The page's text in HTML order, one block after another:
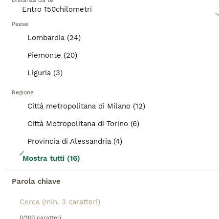
Paese
Lombardia (24)
Piemonte (20)
Liguria (3)
Regione
Città metropolitana di Milano (12)
Città Metropolitana di Torino (6)
Provincia di Alessandria (4)
Mostra tutti (16)
Parola chiave
0/100 caratteri
Leggi la nostra pagina di consigli sul Maine Coon
stessa categoria.